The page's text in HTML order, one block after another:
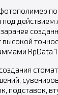
действием
высокой
RpData
подставок,